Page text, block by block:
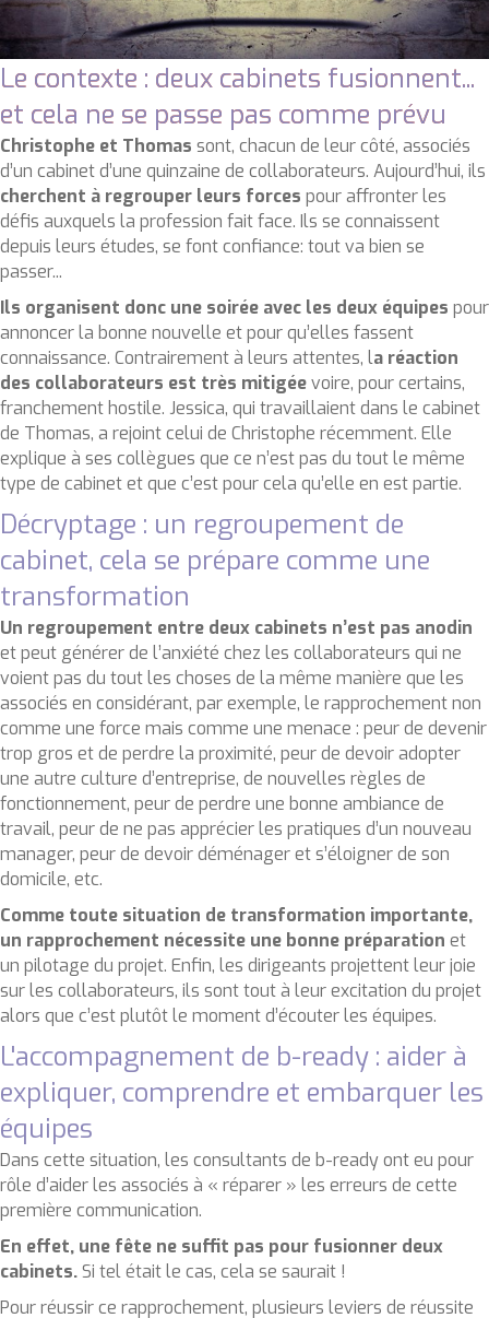
Le contexte : deux cabinets fusionnent...
et cela ne se passe pas comme prévu
Christophe et Thomas sont, chacun de leur côté, associés
d’un cabinet d’une quinzaine de collaborateurs. Aujourd’hui, ils
cherchent à regrouper leurs forces pour affronter les
défis auxquels la profession fait face. Ils se connaissent
depuis leurs études, se font confiance: tout va bien se
passer...
Ils organisent donc une soirée avec les deux équipes pour
annoncer la bonne nouvelle et pour qu’elles fassent
connaissance. Contrairement à leurs attentes, la réaction
des collaborateurs est très mitigéevoire, pour certains,
franchement hostile. Jessica, qui travaillaient dans le cabinet
de Thomas, a rejoint celui de Christophe récemment. Elle
explique à ses collègues que ce n’est pas du tout le même
type de cabinet et que c’est pour cela qu’elle en est partie.
Décryptage : un regroupement de
cabinet, cela se prépare comme une
transformation
Un regroupement entre deux cabinets n’est pas anodin
et peut générer de l’anxiété chez les collaborateurs qui ne
voient pas du tout les choses de la même manière que les
associés en considérant, par exemple, le rapprochement non
comme une force mais comme une menace : peur de devenir
trop gros et de perdre la proximité, peur de devoir adopter
une autre culture d’entreprise, de nouvelles règles de
fonctionnement, peur de perdre une bonne ambiance de
travail, peur de ne pas apprécier les pratiques d’un nouveau
manager, peur de devoir déménager et s’éloigner de son
domicile, etc.
Comme toute situation de transformation importante,
un rapprochement nécessite une bonne préparation et
un pilotage du projet. Enfin, les dirigeants projettent leur joie
sur les collaborateurs, ils sont tout à leur excitation du projet
alors que c’est plutôt le moment d’écouter les équipes.
L'accompagnement de b-ready : aider à
expliquer, comprendre et embarquer les
équipes
Dans cette situation, les consultants de b-ready ont eu pour
rôle d’aider les associés à « réparer » les erreurs de cette
première communication.
En effet, une fête ne suffit pas pour fusionner deux
cabinets.Si tel était le cas, cela se saurait !
Pour réussir ce rapprochement, plusieurs leviers de réussite